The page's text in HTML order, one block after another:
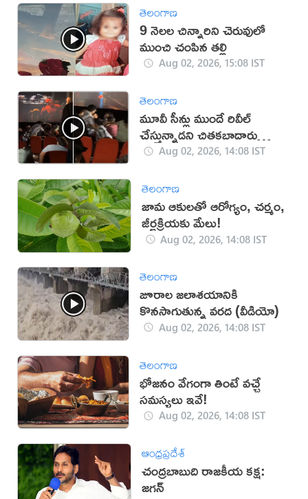
తెలంగాణ
9 నెలల చిన్నారిని చెరువులో
ముంచి చంపిన తల్లి
Aug 02, 2026, 15:08 IST
తెలంగాణ
మూవీ సీన్లు ముందే రివీల్
చేస్తున్నాడని చితకబాదారు
(వీడియో)
Aug 02, 2026, 14:08 IST
తెలంగాణ
జామ ఆకులతో ఆరోగ్యం, చర్మం,
జీర్ణక్రియకు మేలు!
Aug 02, 2026, 14:08 IST
తెలంగాణ
జూరాల జలాశయానికి
కొనసాగుతున్న వరద (వీడియో)
Aug 02, 2026, 14:08 IST
తెలంగాణ
భోజనం వేగంగా తింటే వచ్చే
సమస్యలు ఇవే!
Aug 02, 2026, 14:08 IST
ఆంధ్రప్రదేశ్
చంద్రబాబుది రాజకీయ కక్ష:
జగన్